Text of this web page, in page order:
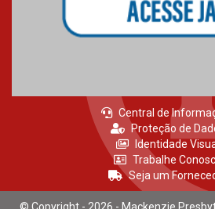
Central de
Proteção de
Identidade
Trabalhe
Seja um
© Copyright - 2026 - Mackenzie